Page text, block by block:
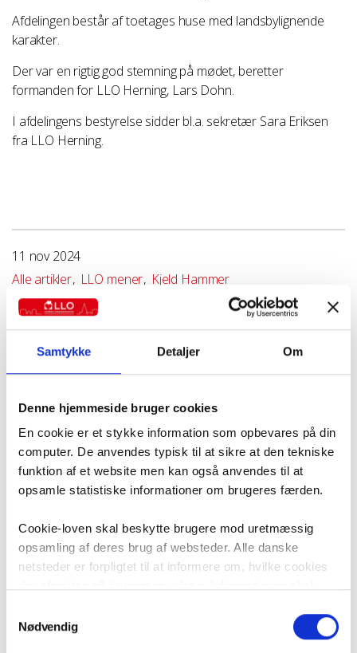
Samtykke Detaljer Om
Denne hjemmeside bruger cookies
En cookie er et stykke information som opbevares på din
computer. De anvendes typisk til at sikre at den tekniske
funktion af et website men kan også anvendes til at
opsamle statistiske informationer om brugeres færden.
Cookie-loven skal beskytte brugere mod uretmæssig
opsamling af deres brug af websteder. Alle danske
netsteder er forpligtet til at informere om, hvilke cookies
til information og samtykke ved lagring af og adgang til
oplysninger i slutbrugeres terminaludstyr”, som er en del
Nødvendig
Afdelingen består af toetages huse med landsbylignende
karakter.
Der var en rigtig god stemning på mødet, beretter
formanden for LLO Herning, Lars Dohn.
I afdelingens bestyrelse sidder bl.a. sekretær Sara Eriksen
fra LLO Herning.
11 nov 2024
Alle artikler LLO mener Kjeld Hammer
Om forfatteren
Se artikler af Kjeld Hammer
Kategorier
Alle artikler
Nyheder
Politik
Pressemeddelelser
LLO hjælper